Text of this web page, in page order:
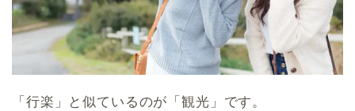
「行楽」と似ているのが「観光」です。